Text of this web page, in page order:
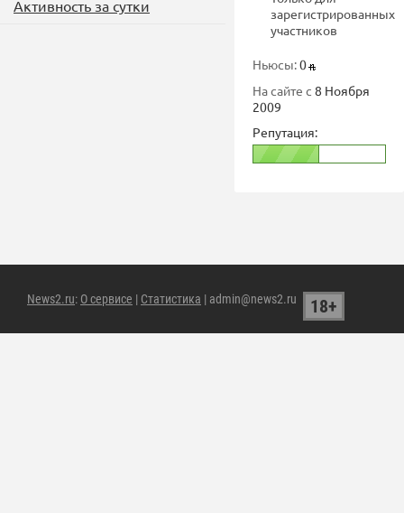
Активность за сутки
зарегистрированных
участников
Ньюсы:0
На сайте с 8 Ноября
2009
Репутация:
News2.ru: О сервисе | Статистика | admin@news2.ru 18+